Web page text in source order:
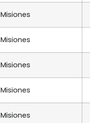
Misiones
Misiones
Misiones
Misiones
Misiones